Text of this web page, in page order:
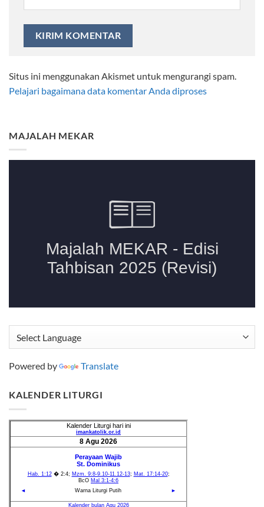
MAJALAH MEKAR
Powered by Translate
KALENDER LITURGI
Situs ini menggunakan Akismet untuk mengurangi spam.
Pelajari bagaimana data komentar Anda diproses